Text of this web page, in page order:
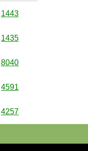
1443
1435
8040
4591
4257